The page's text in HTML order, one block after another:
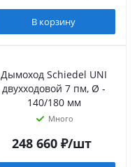
В корзину
Дымоход Schiedel UNI
двухходовой 7 пм, Ø -
140/180 мм
Много
248 660₽/шт